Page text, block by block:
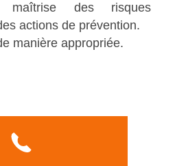
des risques
actions de prévention.
manière appropriée.